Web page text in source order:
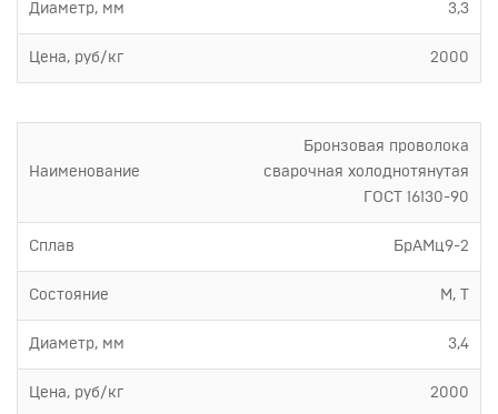
Диаметр, мм 3,3
Цена, руб/кг 2000
Наименование
Бронзовая проволока
сварочная холоднотянутая
ГОСТ 16130-90
Сплав БрАМц9-2
Состояние М, Т
Диаметр, мм 3,4
Цена, руб/кг 2000